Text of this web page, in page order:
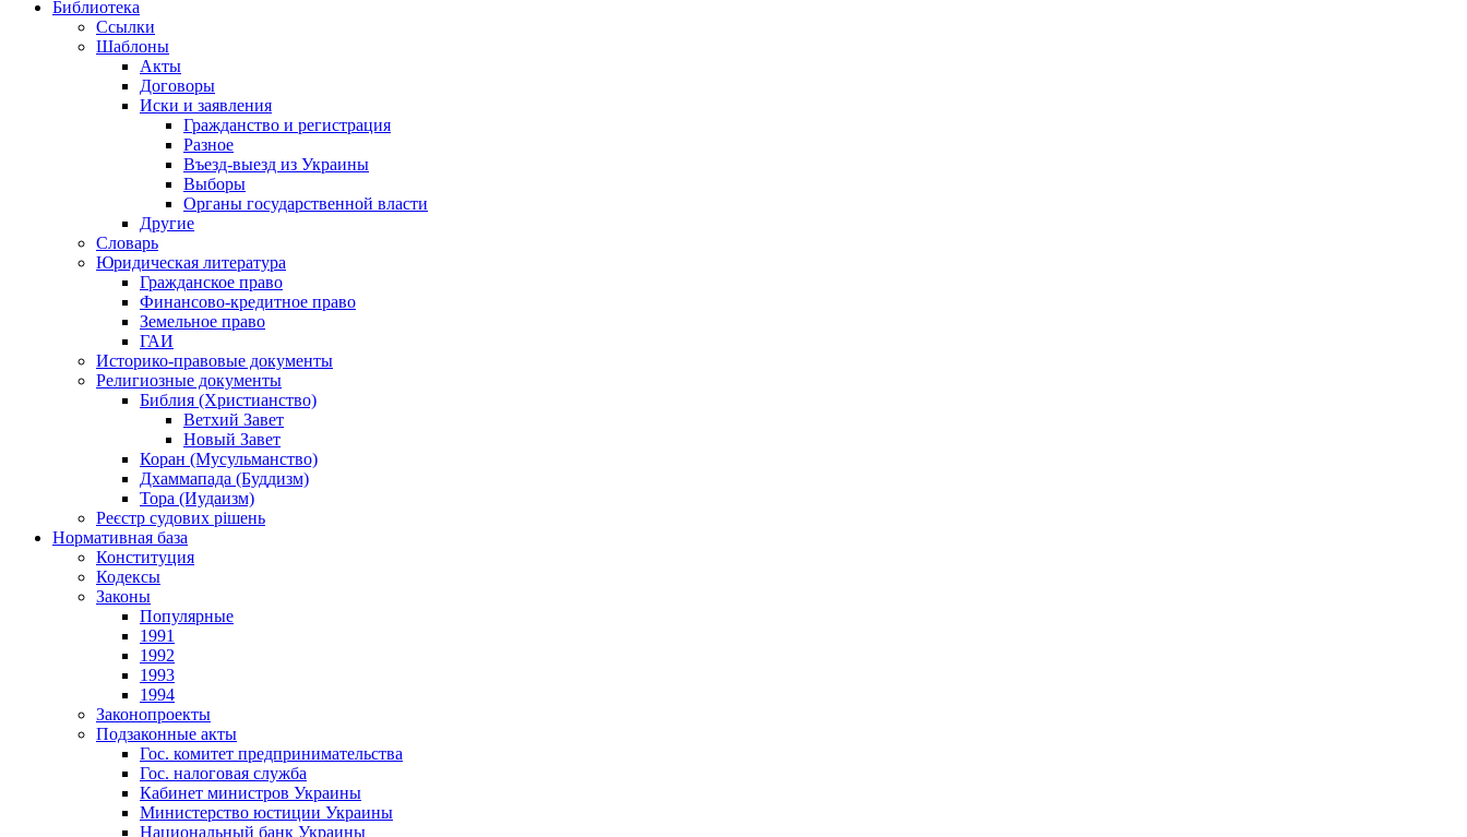
Библиотека
Ссылки
Шаблоны
Акты
Договоры
Иски и заявления
Гражданство и регистрация
Разное
Въезд-выезд из Украины
Выборы
Органы государственной власти
Другие
Словарь
Юридическая литература
Гражданское право
Финансово-кредитное право
Земельное право
ГАИ
Историко-правовые документы
Религиозные документы
Библия (Христианство)
Ветхий Завет
Новый Завет
Коран (Мусульманство)
Дхаммапада (Буддизм)
Тора (Иудаизм)
Реєстр судових рішень
Нормативная база
Конституция
Кодексы
Законы
Популярные
1991
1992
1993
1994
Законопроекты
Подзаконные акты
Гос. комитет предпринимательства
Гос. налоговая служба
Кабинет министров Украины
Министерство юстиции Украины
Национальный банк Украины